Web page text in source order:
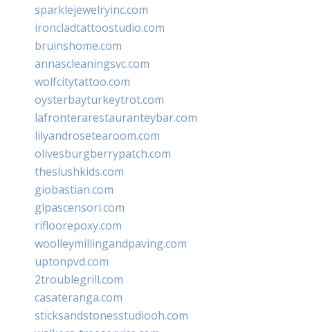
sparklejewelryinc.com
ironcladtattoostudio.com
bruinshome.com
annascleaningsvc.com
wolfcitytattoo.com
oysterbayturkeytrot.com
lafronterarestauranteybar.com
lilyandrosetearoom.com
olivesburgberrypatch.com
theslushkids.com
giobastian.com
glpascensori.com
rifloorepoxy.com
woolleymillingandpaving.com
uptonpvd.com
2troublegrill.com
casateranga.com
sticksandstonesstudiooh.com